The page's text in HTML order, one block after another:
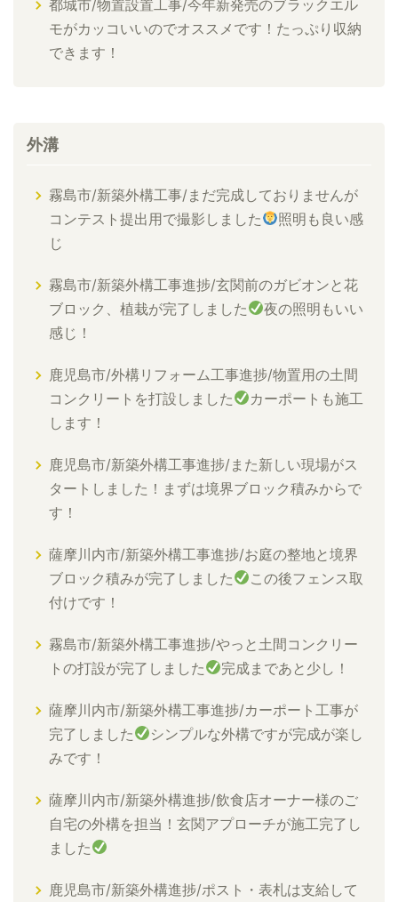
都城市/物置設置工事/今年新発売のブラックエル
モがカッコいいのでオススメです！たっぷり収納
できます！
外溝
霧島市/新築外構工事/まだ完成しておりませんが
コンテスト提出用で撮影しました
照明も良い感
じ
霧島市/新築外構工事進捗/玄関前のガビオンと花
ブロック、植栽が完了しました
夜の照明もいい
感じ！
鹿児島市/外構リフォーム工事進捗/物置用の土間
コンクリートを打設しました
カーポートも施工
します！
鹿児島市/新築外構工事進捗/また新しい現場がス
タートしました！まずは境界ブロック積みからで
す！
薩摩川内市/新築外構工事進捗/お庭の整地と境界
ブロック積みが完了しました
この後フェンス取
付けです！
霧島市/新築外構工事進捗/やっと土間コンクリー
トの打設が完了しました
完成まであと少し！
薩摩川内市/新築外構工事進捗/カーポート工事が
完了しました
シンプルな外構ですが完成が楽し
みです！
薩摩川内市/新築外構進捗/飲食店オーナー様のご
自宅の外構を担当！玄関アプローチが施工完了し
ました
鹿児島市/新築外構進捗/ポスト・表札は支給して